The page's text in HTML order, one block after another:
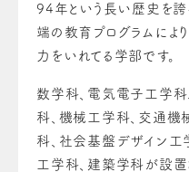
94年という長い歴史を
端の教育プログラムによ
力をいれてる学部です。
数学科、電気電子工学
科、機械工学科、交通機
科、社会基盤デザイン工
工学科、建築学科が設置